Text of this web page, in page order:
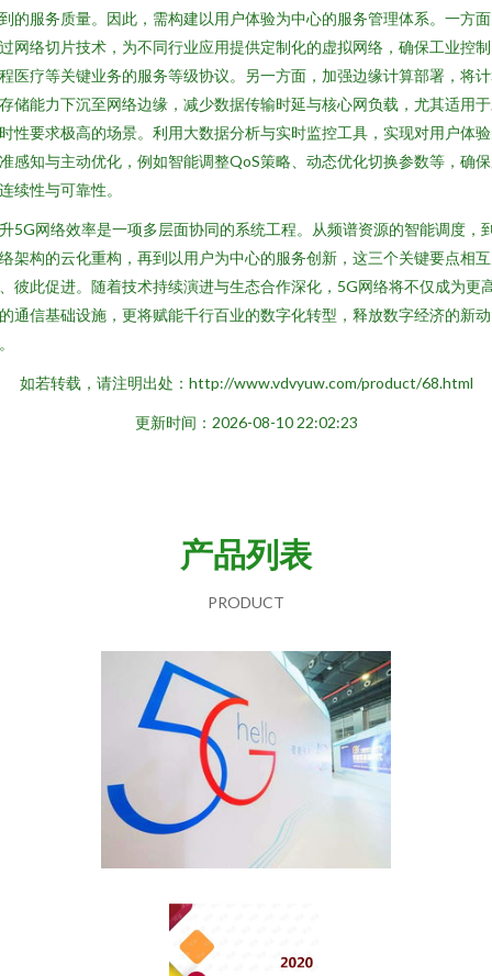
的服务质量。因此，需构建以用户体验为中心的服务管理体系。一方
网络切片技术，为不同行业应用提供定制化的虚拟网络，确保工业控
医疗等关键业务的服务等级协议。另一方面，加强边缘计算部署，将
储能力下沉至网络边缘，减少数据传输时延与核心网负载，尤其适用
性要求极高的场景。利用大数据分析与实时监控工具，实现对用户体
感知与主动优化，例如智能调整QoS策略、动态优化切换参数等，确
续性与可靠性。
5G网络效率是一项多层面协同的系统工程。从频谱资源的智能调度，
架构的云化重构，再到以用户为中心的服务创新，这三个关键要点相
彼此促进。随着技术持续演进与生态合作深化，5G网络将不仅成为更
通信基础设施，更将赋能千行百业的数字化转型，释放数字经济的新动
如若转载，请注明出处：http://www.vdvyuw.com/product/68.html
更新时间：2026-08-10 22:02:23
产品列表
PRODUCT